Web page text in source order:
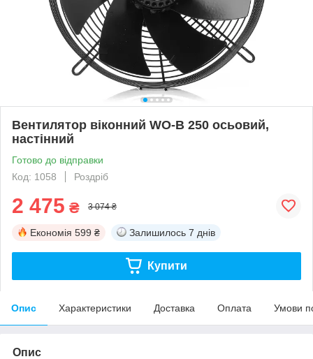
Вентилятор віконний WO-B 250 осьовий,
настінний
Готово до відправки
Код: 1058
Роздріб
2 475 ₴ 3 074 ₴
Економія 599 ₴ Залишилось 7 днів
Купити
Опис Характеристики Доставка Оплата Умови
Опис